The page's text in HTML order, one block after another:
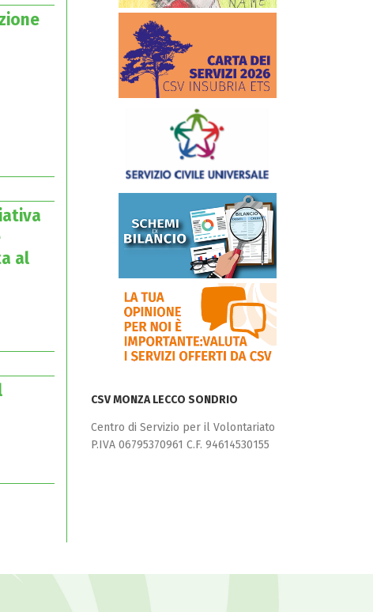
al
CSV MONZA LECCO SONDRIO
Centro di Servizio per il Volontariato
P.IVA 06795370961 C.F. 94614530155